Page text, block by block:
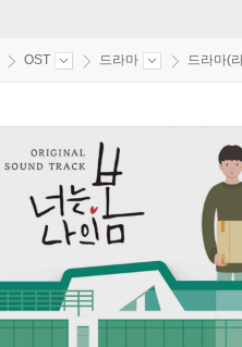
OST 드라마 드라마(